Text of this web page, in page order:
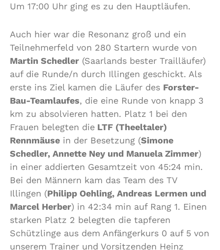
Um 17:00 Uhr ging es zu den Hauptläufen.
Auch hier war die Resonanz groß und ein
Teilnehmerfeld von 280 Startern wurde von
Martin Schedler (Saarlands bester Trailläufer)
auf die Runde/n durch Illingen geschickt. Als
erste ins Ziel kamen die Läufer des Forster-
Bau-Teamlaufes, die eine Runde von knapp 3
km zu absolvieren hatten. Platz 1 bei den
Frauen belegten die LTF (Theeltaler)
Rennmäuse in der Besetzung (Simone
Schedler, Annette Ney und Manuela Zimmer)
in einer addierten Gesamtzeit von 45:24 min.
Bei den Männern kam das Team des TV
Illingen (Philipp Oehling, Andreas Lermen und
Marcel Herber) in 42:34 min auf Rang 1. Einen
starken Platz 2 belegten die tapferen
Schützlinge aus dem Anfängerkurs 0 auf 5 von
unserem Trainer und Vorsitzenden Heinz